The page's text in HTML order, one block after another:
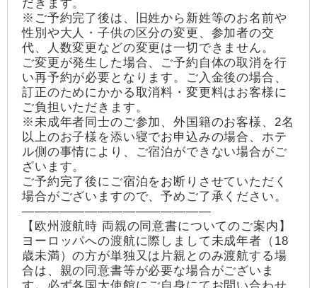
だきます。
※ご予約完了後は、旧姓から新姓等のお名前や
性別や大人・子供の区分の変更、参加者の交
代、人数変更などの変更は一切できません。
ご変更が発生した場合、ご予約自体の取消を行
い再予約が必要となります。ご入金後の場合、
訂正のためにかかる取消料・変更料はお客様に
ご負担いただきます。
※未成年者同士のご参加、外国籍のお客様、2名
以上のお子様を添い寝でお申込みの場合、ホテ
ル側の事情により、ご宿泊ができない場合がご
ざいます。
ご予約完了後にご宿泊をお断りさせていただく
場合がございますので、予めご了承ください。
―――――――――――――――
【欧州渡航時 両親の同意書についてのご案内】
ヨーロッパへの渡航に際しまして未成年者（18
歳未満）の方が単独又は片親とのみ渡航する場
合は、親の同意書等が必要な場合がございま